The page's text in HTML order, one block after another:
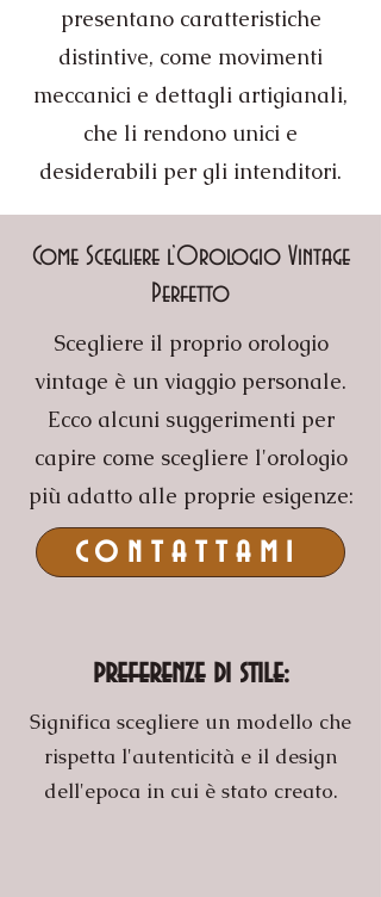
presentano caratteristiche
distintive, come movimenti
meccanici e dettagli artigianali,
che li rendono unici e
desiderabili per gli intenditori.
Come Scegliere l’Orologio Vintage
Perfetto
Scegliere il proprio orologio
vintage è un viaggio personale.
Ecco alcuni suggerimenti per
capire come scegliere l'orologio
più adatto alle proprie esigenze:
contattami
preferenze di stile:
Significa scegliere un modello che
rispetta l'autenticità e il design
dell'epoca in cui è stato creato.